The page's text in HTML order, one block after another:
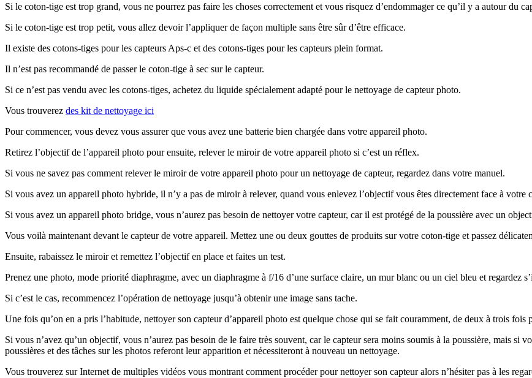
Si le coton-tige est trop grand, vous ne pourrez pas faire les choses correctement et vous risquez d’endommager ce qu’il y a autour du
Si le coton-tige est trop petit, vous allez devoir l’appliquer de façon multiple sans être sûr d’être efficace.
Il existe des cotons-tiges pour les capteurs Aps-c et des cotons-tiges pour les capteurs plein format.
Il n’est pas recommandé de passer le coton-tige à sec sur le capteur.
Si ce n’est pas vendu avec les cotons-tiges, achetez du liquide spécialement adapté pour le nettoyage de capteur photo.
Vous trouverez des kit de nettoyage ici
Pour commencer, vous devez vous assurer que vous avez une batterie bien chargée dans votre appareil photo.
Retirez l’objectif de l’appareil photo pour ensuite, relever le miroir de votre appareil photo si c’est un réflex.
Si vous ne savez pas comment relever le miroir de votre appareil photo pour un nettoyage de capteur, regardez dans votre manuel.
Si vous avez un appareil photo hybride, il n’y a pas de miroir à relever, quand vous enlevez l’objectif vous êtes directement face à votre
Si vous avez un appareil photo bridge, vous n’aurez pas besoin de nettoyer votre capteur, car il est protégé de la poussière avec un
Vous voilà maintenant devant le capteur de votre appareil. Mettez une ou deux gouttes de produits sur votre coton-tige et passez
Ensuite, rabaissez le miroir et remettez l’objectif en place et faites un test.
Prenez une photo, mode priorité diaphragme, avec un diaphragme à f/16 d’une surface claire, un mur blanc ou un ciel bleu et regardez
Si c’est le cas, recommencez l’opération de nettoyage jusqu’à obtenir une image sans tache.
Une fois qu’on en a pris l’habitude, nettoyer son capteur d’appareil photo est quelque chose qui se fait couramment, de deux à trois fois
Si vous n’avez qu’un objectif, vous n’aurez pas besoin de le faire très souvent, car le capteur sera moins soumis à la poussière, mais si
poussières et des tâches sur les photos referont leur apparition et nécessiteront à nouveau un nettoyage.
Vous trouverez sur Internet de multiples vidéos vous montrant comment procéder pour nettoyer son capteur alors n’hésiter pas à les